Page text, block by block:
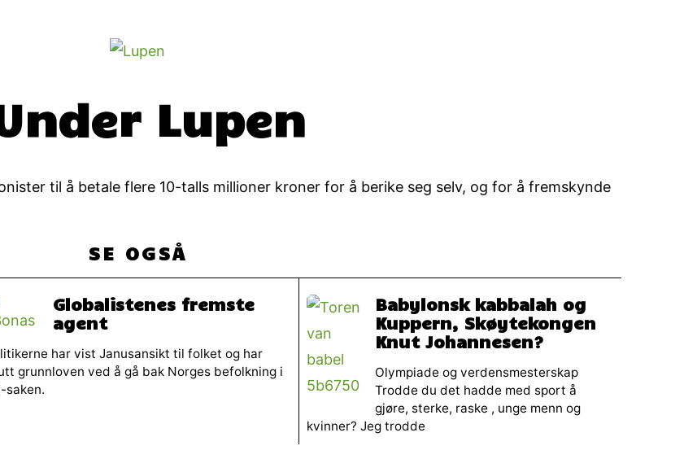
Lupen
til å betale flere 10-talls millioner kroner for å berike seg selv, og for å fremskynde
SE OGSÅ
Globalistenes fremste
agent
har vist Janusansikt til folket og har
grunnloven ved å gå bak Norges befolkning i
saken.
Babylonsk kabbalah og
Kuppern, Skøytekongen
Knut Johannesen?
Olympiade og verdensmesterskap
Trodde du det hadde med sport å
gjøre, sterke, raske , unge menn og
kvinner? Jeg trodde